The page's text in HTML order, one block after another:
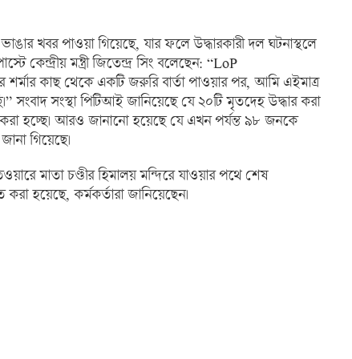
খবর পাওয়া গিয়েছে, যার ফলে উদ্ধারকারী দল ঘটনাস্থলে
কেন্দ্রীয় মন্ত্রী জিতেন্দ্র সিং বলেছেন: “LoP
কাছ থেকে একটি জরুরি বার্তা পাওয়ার পর, আমি এইমাত্র
সংবাদ সংস্থা পিটিআই জানিয়েছে যে ২০টি মৃতদেহ উদ্ধার করা
হচ্ছে। আরও জানানো হয়েছে যে এখন পর্যন্ত ৯৮ জনকে
গিয়েছে।
মাতা চণ্ডীর হিমালয় মন্দিরে যাওয়ার পথে শেষ
করা হয়েছে, কর্মকর্তারা জানিয়েছেন।